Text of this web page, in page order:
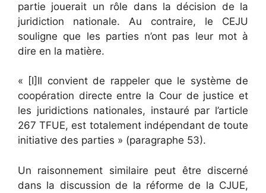
partie jouerait un rôle dans la décision de la
juridiction nationale. Au contraire, le CEJU
souligne que les parties n’ont pas leur mot à
dire en la matière.
« [I]Il convient de rappeler que le système de
coopération directe entre la Cour de justice et
les juridictions nationales, instauré par l’article
267 TFUE, est totalement indépendant de toute
initiative des parties » (paragraphe 53).
Un raisonnement similaire peut être discerné
dans la discussion de la réforme de la CJUE,